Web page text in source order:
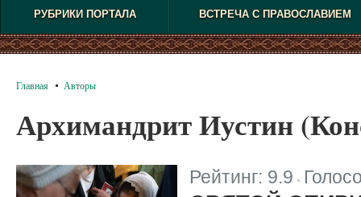
РУБРИКИ ПОРТАЛА ВСТРЕЧА С ПРАВОСЛАВИЕМ
Главная Авторы
Архимандрит Иустин
Рейтинг: 9.9